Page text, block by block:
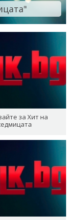
за Хит на